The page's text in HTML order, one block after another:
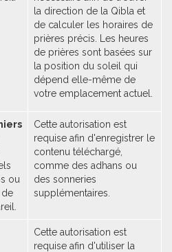
la direction de la Qibla et
de calculer les horaires de
prières précis. Les heures
de prières sont basées sur
la position du soleil qui
dépend elle-même de
votre emplacement actuel.
ou
de
Cette autorisation est
requise afin d'enregistrer le
contenu téléchargé,
comme des adhans ou
des sonneries
supplémentaires.
Cette autorisation est
requise afin d'utiliser la